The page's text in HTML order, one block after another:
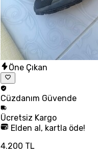
Öne Çıkan
Cüzdanım Güvende
Ücretsiz Kargo
Elden al, kartla öde!
4.200 TL